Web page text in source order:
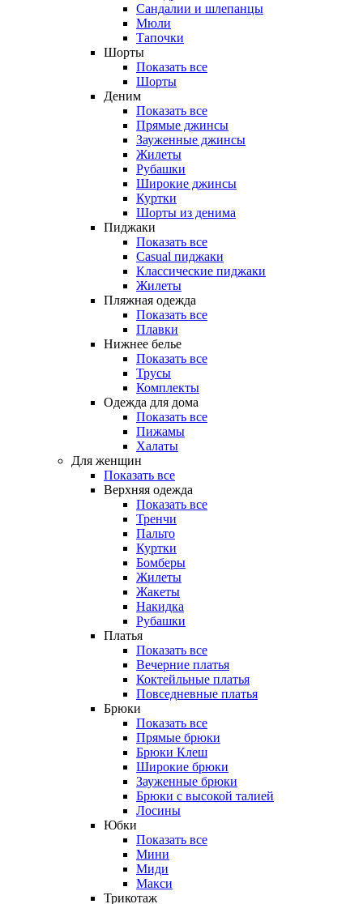
Сандалии и шлепанцы
Мюли
Тапочки
Шорты
Показать все
Шорты
Деним
Показать все
Прямые джинсы
Зауженные джинсы
Жилеты
Рубашки
Широкие джинсы
Куртки
Шорты из денима
Пиджаки
Показать все
Casual пиджаки
Классические пиджаки
Жилеты
Пляжная одежда
Показать все
Плавки
Нижнее белье
Показать все
Трусы
Комплекты
Одежда для дома
Показать все
Пижамы
Халаты
Для женщин
Показать все
Верхняя одежда
Показать все
Тренчи
Пальто
Куртки
Бомберы
Жилеты
Жакеты
Накидка
Рубашки
Платья
Показать все
Вечерние платья
Коктейльные платья
Повседневные платья
Брюки
Показать все
Прямые брюки
Брюки Клеш
Широкие брюки
Зауженные брюки
Брюки с высокой талией
Лосины
Юбки
Показать все
Мини
Миди
Макси
Трикотаж